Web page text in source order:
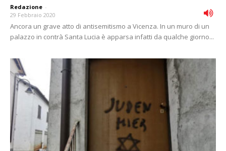
Redazione -
29 Febbraio 2020
Ancora un grave atto di antisemitismo a Vicenza. In un muro di un
palazzo in contrà Santa Lucia è apparsa infatti da qualche giorno...